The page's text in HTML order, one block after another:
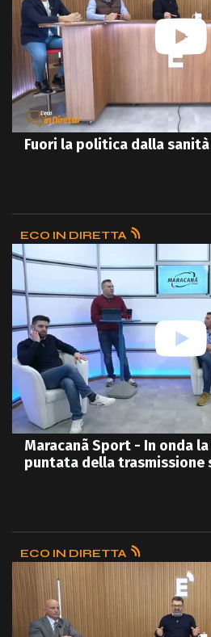
Fuori la politica dalla
ECO IN DIRETTA
Maracanã Sport - In onda
puntata della trasmissione
ECO IN DIRETTA